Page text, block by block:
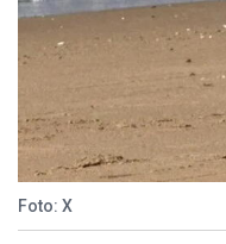
Foto: X